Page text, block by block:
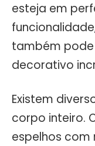
esteja em
também
decorativo
Existem
corpo inteiro.
espelhos com